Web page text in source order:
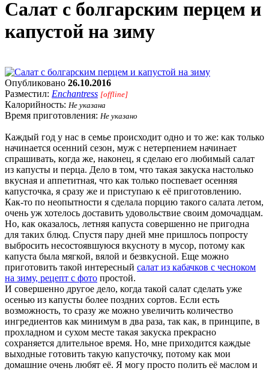
Салат с болгарским перцем и
капустой на зиму
Опубликовано 26.10.2016
Разместил: Enchantress [offline]
Калорийность: Не указана
Время приготовления: Не указано
Каждый год у нас в семье происходит одно и то же: как только
начинается осенний сезон, муж с нетерпением начинает
спрашивать, когда же, наконец, я сделаю его любимый салат
из капусты и перца. Дело в том, что такая закуска настолько
вкусная и аппетитная, что как только поспевает осенняя
капусточка, я сразу же и приступаю к её приготовлению.
Как-то по неопытности я сделала порцию такого салата летом,
очень уж хотелось доставить удовольствие своим домочадцам.
Но, как оказалось, летняя капуста совершенно не пригодна
для таких блюд. Спустя пару дней мне пришлось попросту
выбросить несостоявшуюся вкусноту в мусор, потому как
капуста была мягкой, вялой и безвкусной. Еще можно
приготовить такой интересный салат из кабачков с чесноком
на зиму, рецепт с фото простой.
И совершенно другое дело, когда такой салат сделать уже
осенью из капусты более поздних сортов. Если есть
возможность, то сразу же можно увеличить количество
ингредиентов как минимум в два раза, так как, в принципе, в
прохладном и сухом месте такая закуска прекрасно
сохраняется длительное время. Но, мне приходится каждые
выходные готовить такую капусточку, потому как мои
домашние очень любят её. Я могу просто полить её маслом и